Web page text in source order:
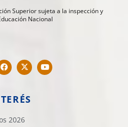
Superior sujeta a la inspección y
Nacional
2026